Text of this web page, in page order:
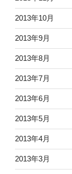
2013年10月
2013年9月
2013年8月
2013年7月
2013年6月
2013年5月
2013年4月
2013年3月